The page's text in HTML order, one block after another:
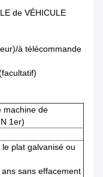
de VÉHICULE
à télécommande
machine de
1er)
plat galvanisé ou
sans effacement